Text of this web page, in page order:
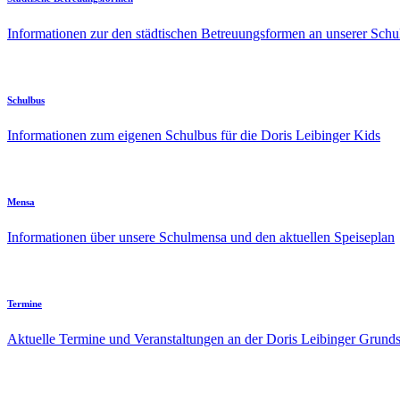
Informationen zur den städtischen Betreuungsformen an unserer
Schulbus
Informationen zum eigenen Schulbus für die Doris Leibinger Kids
Mensa
Informationen über unsere Schulmensa und den aktuellen Speiseplan
Termine
Aktuelle Termine und Veranstaltungen an der Doris Leibinger